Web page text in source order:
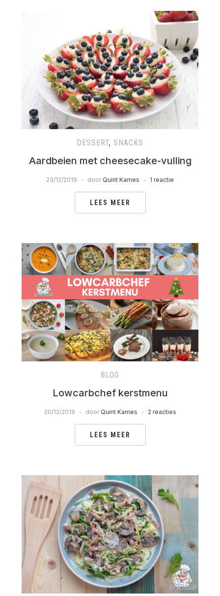
DESSERT, SNACKS
Aardbeien met cheesecake-vulling
23/12/2019 door Quint Kames 1 reactie
LEES MEER
BLOG
Lowcarbchef kerstmenu
20/12/2019 door Quint Kames 2 reacties
LEES MEER